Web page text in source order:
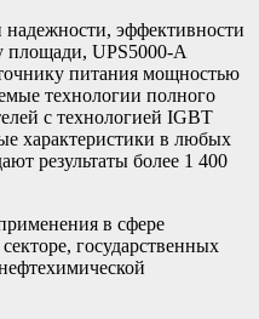
эффективности
площади, UPS5000-A
питания мощностью
технологии полного
с технологией IGBT
характеристики в любых
результаты более 1 400
в сфере
государственных